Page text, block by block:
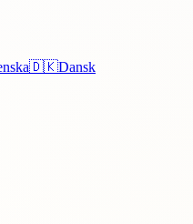
🇩🇰Dansk